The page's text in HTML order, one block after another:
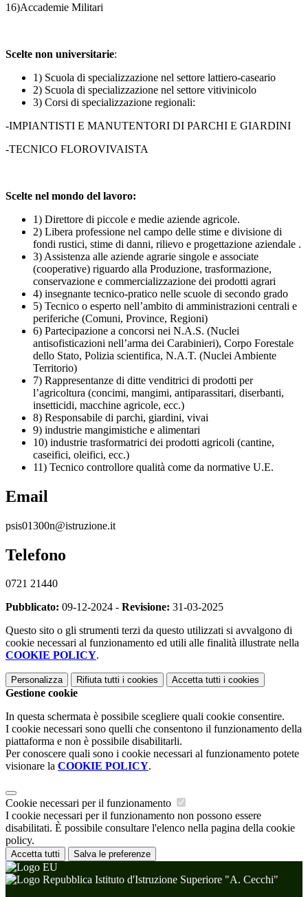
16)Accademie Militari
Scelte non universitarie:
1) Scuola di specializzazione nel settore lattiero-caseario
2) Scuola di specializzazione nel settore vitivinicolo
3) Corsi di specializzazione regionali:
-IMPIANTISTI E MANUTENTORI DI PARCHI E GIARDINI
-TECNICO FLOROVIVAISTA
Scelte nel mondo del lavoro:
1) Direttore di piccole e medie aziende agricole.
2) Libera professione nel campo delle stime e divisione di
fondi rustici, stime di danni, rilievo e progettazione aziendale .
3) Assistenza alle aziende agrarie singole e associate
(cooperative) riguardo alla Produzione, trasformazione,
conservazione e commercializzazione dei prodotti agrari
4) insegnante tecnico-pratico nelle scuole di secondo grado
5) Tecnico o esperto nell’ambito di amministrazioni centrali e
periferiche (Comuni, Province, Regioni)
6) Partecipazione a concorsi nei N.A.S. (Nuclei
antisofisticazioni nell’arma dei Carabinieri), Corpo Forestale
dello Stato, Polizia scientifica, N.A.T. (Nuclei Ambiente
Territorio)
7) Rappresentanze di ditte venditrici di prodotti per
l’agricoltura (concimi, mangimi, antiparassitari, diserbanti,
insetticidi, macchine agricole, ecc.)
8) Responsabile di parchi, giardini, vivai
9) industrie mangimistiche e alimentari
10) industrie trasformatrici dei prodotti agricoli (cantine,
caseifici, oleifici, ecc.)
11) Tecnico controllore qualità come da normative U.E.
Email
psis01300n@istruzione.it
Telefono
0721 21440
Pubblicato: 09-12-2024 - Revisione: 31-03-2025
Questo sito o gli strumenti terzi da questo utilizzati si avvalgono di
cookie necessari al funzionamento ed utili alle finalità illustrate nella
COOKIE POLICY.
Personalizza Rifiuta tutti i cookies Accetta tutti i cookies
Gestione cookie
In questa schermata è possibile scegliere quali cookie consentire.
I cookie necessari sono quelli che consentono il funzionamento della
piattaforma e non è possibile disabilitarli.
Per conoscere quali sono i cookie necessari al funzionamento potete
visionare la COOKIE POLICY.
Cookie necessari per il funzionamento
I cookie necessari per il funzionamento non possono essere
disabilitati. È possibile consultare l'elenco nella pagina della cookie
policy.
Accetta tutti Salva le preferenze
Istituto d'Istruzione Superiore "A. Cecchi"